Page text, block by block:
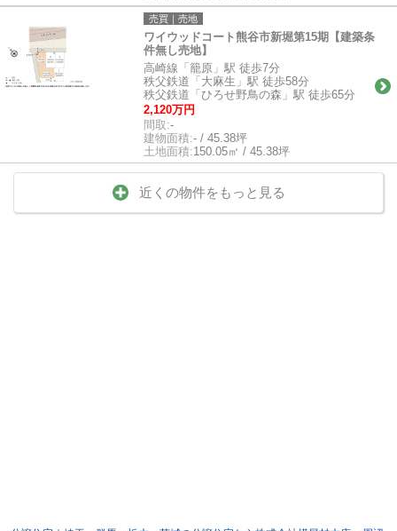
売買｜売地
ワイウッドコート熊谷市新堀第15期【建築条
件無し売地】
高崎線「籠原」駅 徒歩7分
秩父鉄道「大麻生」駅 徒歩58分
秩父鉄道「ひろせ野鳥の森」駅 徒歩65分
2,120万円
間取:-
建物面積:- / 45.38坪
土地面積:150.05㎡ / 45.38坪
近くの物件をもっと見る